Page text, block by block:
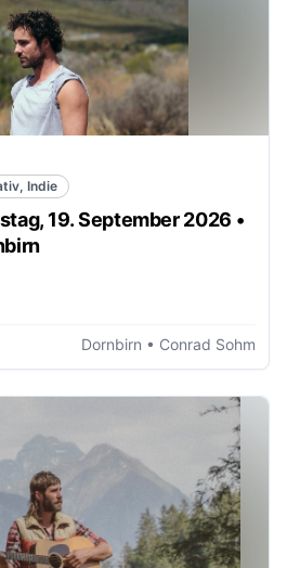
Indie
19. September 2026 •
Dornbirn • Conrad Sohm